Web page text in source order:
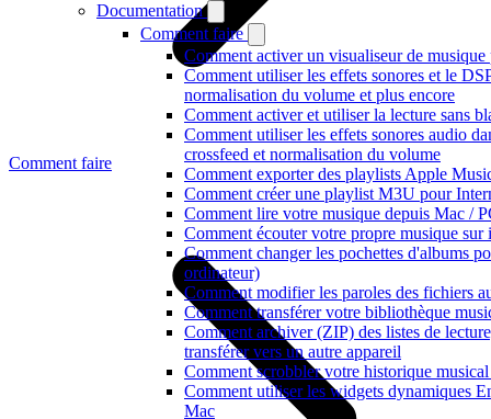
Documentation
Comment faire
Comment activer un visualiseur de
Comment utiliser les effets sonores et le
normalisation du volume et plus encore
Comment activer et utiliser la lecture sans
Comment utiliser les effets sonores audio
crossfeed et normalisation du volume
Comment exporter des playlists Apple
Comment créer une playlist M3U pour
Comment lire votre musique depuis Mac /
Comment écouter votre propre musique sur
Comment changer les pochettes d'albums
ordinateur)
Comment modifier les paroles des fichiers
Comment transférer votre bibliothèque
Comment archiver (ZIP) des listes de
transférer vers un autre appareil
Comment scrobbler votre historique
Comment utiliser les widgets dynamiques
Mac
Comment faire